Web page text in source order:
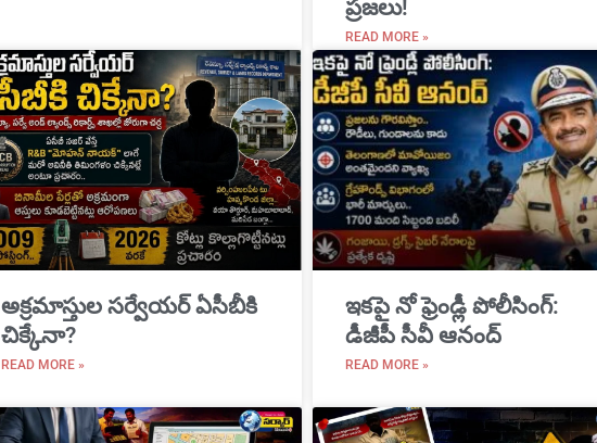
ప్రజలు!
READ MORE »
అక్రమాస్తుల సర్వేయర్ ఏసీబీకి
చిక్కేనా?
READ MORE »
ఇకపై నో ఫ్రెండ్లీ పోలీసింగ్:
డీజీపీ సీవీ ఆనంద్
READ MORE »